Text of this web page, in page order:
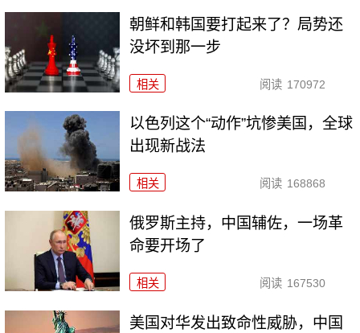
朝鲜和韩国要打起来了？局势还
没坏到那一步
相关 阅读 170972
以色列这个“动作”坑惨美国，全球
出现新战法
相关 阅读 168868
俄罗斯主持，中国辅佐，一场革
命要开场了
相关 阅读 167530
美国对华发出致命性威胁，中国